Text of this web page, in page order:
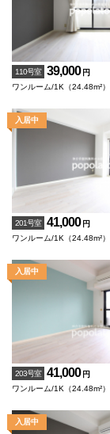
110号室 39,000 円
ワンルーム/1K（24.48m²）
201号室 41,000 円
ワンルーム/1K（24.48m²）
203号室 41,000 円
ワンルーム/1K（24.48m²）